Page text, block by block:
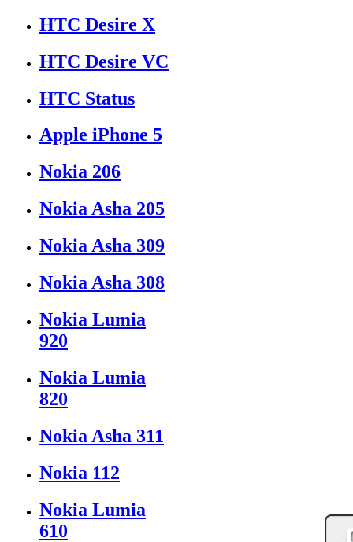
HTC Desire X
HTC Desire VC
HTC Status
Apple iPhone 5
Nokia 206
Nokia Asha 205
Nokia Asha 309
Nokia Asha 308
Nokia Lumia
920
Nokia Lumia
820
Nokia Asha 311
Nokia 112
Nokia Lumia
610